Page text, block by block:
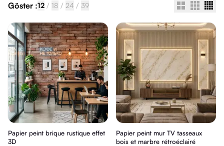
Göster :12 / 18 / 24 / 39
Papier peint brique rustique effet
3D
Papier peint mur TV tasseaux
bois et marbre rétroéclairé